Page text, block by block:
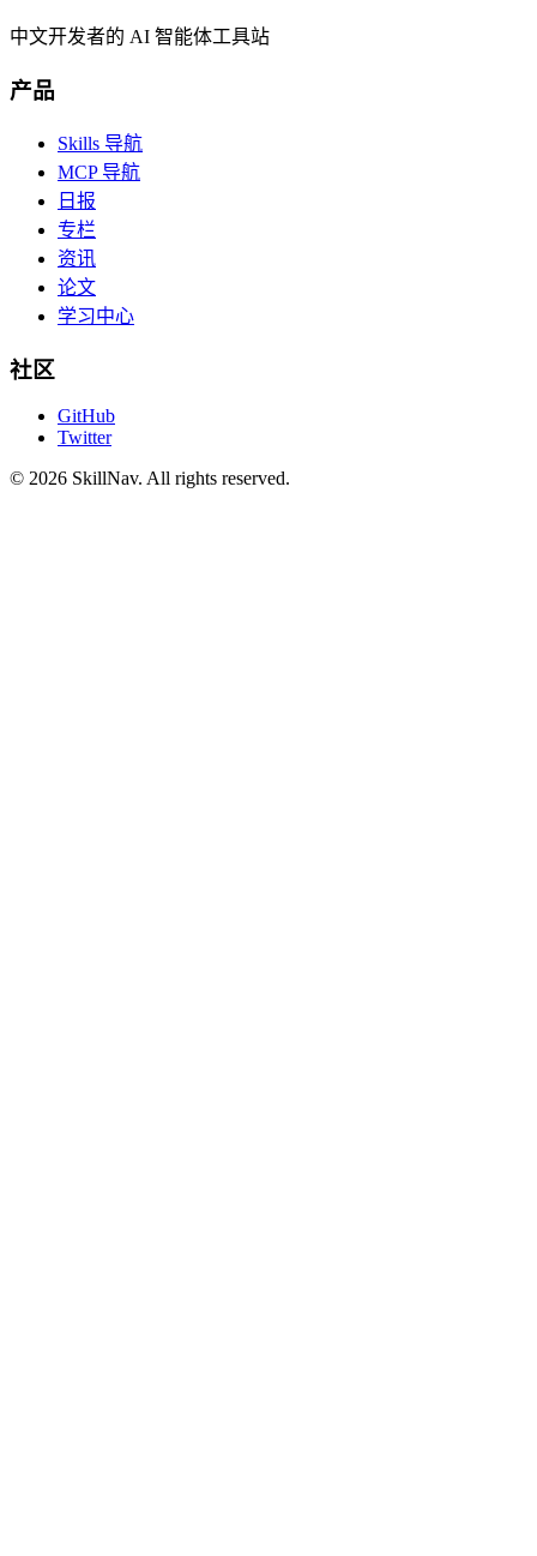
中文开发者的 AI 智能体工具站
产品
Skills 导航
MCP 导航
日报
专栏
资讯
论文
学习中心
社区
GitHub
Twitter
© 2026 SkillNav. All rights reserved.